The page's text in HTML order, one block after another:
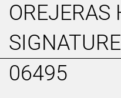
OREJERAS
SIGNATURE
06495